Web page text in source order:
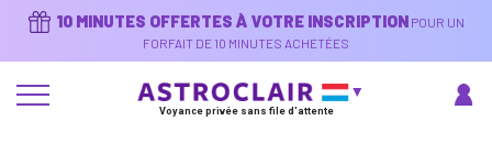
10 MINUTES OFFERTES À VOTRE INSCRIPTION POUR UN
FORFAIT DE 10 MINUTES ACHETÉES
Voyance privée sans file d'attente